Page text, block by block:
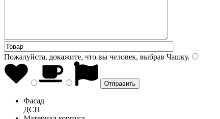
Пожалуйста, докажите, что вы человек, выбрав Чашку.
Фасад
ДСП